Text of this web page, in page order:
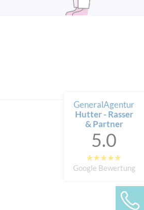
GeneralAgentur
Hutter - Rasser
& Partner
5.0
Google Bewertung